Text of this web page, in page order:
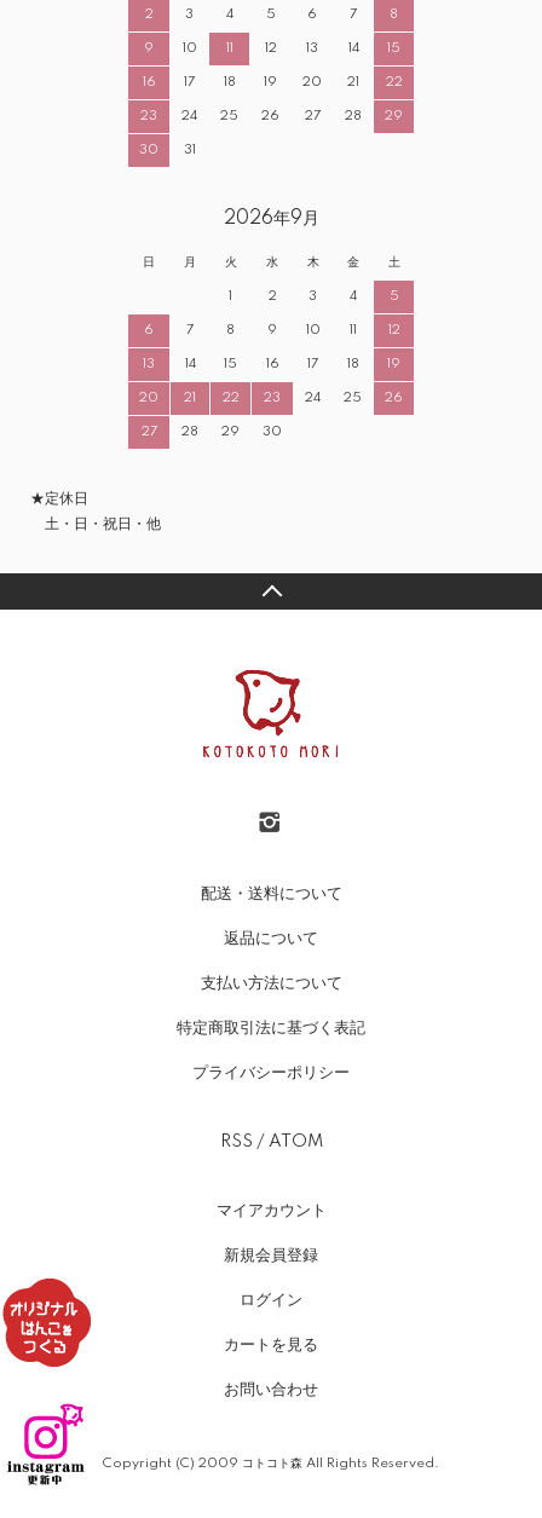
2 3 4 5 6 7 8
9 10 12 13 14 15
16 17 18 19 20 21 22
23 24 25 26 27 28 29
30 31
2026年9月
日 月 火 水 木 金 土
2 3 4 5
6 7 8 9 10 12
13 14 15 16 17 18 19
20 21 22 23 24 25 26
27 28 29 30
★定休日
土・日・祝日・他
配送・送料について
返品について
支払い方法について
特定商取引法に基づく表記
プライバシーポリシー
RSS / ATOM
マイアカウント
新規会員登録
ログイン
カートを見る
お問い合わせ
Copyright (C) 2009 コトコト森 All Rights Reserved.